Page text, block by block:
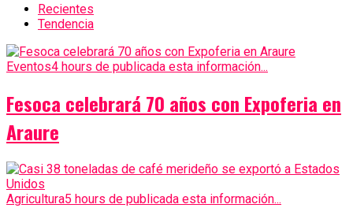
Recientes
Tendencia
Eventos4 hours de publicada esta información...
Fesoca celebrará 70 años con Expoferia en
Araure
Agricultura5 hours de publicada esta información...